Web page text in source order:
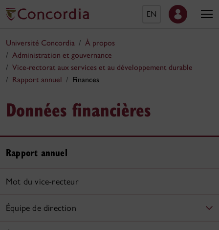
EN
Université Concordia
À propos
Administration et gouvernance
Vice-rectorat aux services et au développement durable
Rapport annuel
Finances
Données financières
Rapport annuel
Mot du vice-recteur
Équipe de direction